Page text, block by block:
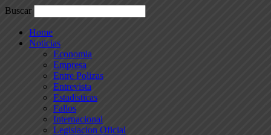
Buscar
Home
Noticias
Economia
Empresa
Entre Polizas
Entrevista
Estadisticas
Fallos
Internacional
Legislacion Oficial